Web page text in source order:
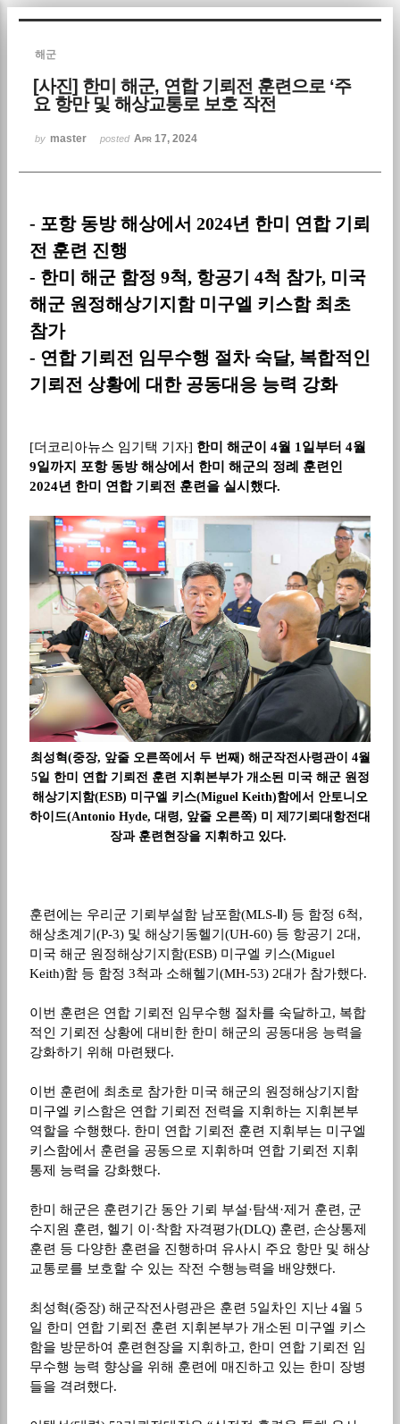
해군
[사진] 한미 해군, 연합 기뢰전 훈련으로 ‘주
요 항만 및 해상교통로 보호 작전
by master posted Apr 17, 2024
- 포항 동방 해상에서 2024년 한미 연합 기뢰
전 훈련 진행
- 한미 해군 함정 9척, 항공기 4척 참가, 미국
해군 원정해상기지함 미구엘 키스함 최초
참가
- 연합 기뢰전 임무수행 절차 숙달, 복합적인
기뢰전 상황에 대한 공동대응 능력 강화
[더코리아뉴스 임기택 기자] 한미 해군이 4월 1 일부터 4월
9일까지 포항 동방 해상에서 한미 해군의 정례 훈련인
2024년 한미 연합 기뢰전 훈련을 실시했다.
최성혁(중장, 앞줄 오른쪽에서 두 번째) 해군작전사령관이 4월
5일 한미 연합 기뢰전 훈련 지휘본부가 개소된 미국 해군 원정
해상기지함(ESB) 미구엘 키스(Miguel Keith)함에서 안토니오
하이드(Antonio Hyde, 대령, 앞줄 오른쪽) 미 제7기뢰대항전대
장과 훈련현장을 지휘하고 있다.
훈련에는 우리군 기뢰부설함 남포함(MLS-Ⅱ) 등 함정 6척,
해상초계기 (P-3) 및 해상기동헬기 (UH-60) 등 항공기 2대 ,
미국 해군 원정해상기지함(ESB) 미구엘 키스(Miguel
Keith)함 등 함정 3척과 소해헬기 (MH-53) 2대가 참가했다.
이번 훈련은 연합 기뢰전 임무수행 절차를 숙달하고, 복합
적인 기뢰전 상황에 대비한 한미 해군의 공동대응 능력을
강화하기 위해 마련됐다.
이번 훈련에 최초로 참가한 미국 해군의 원정해상기지함
미구엘 키스함은 연합 기뢰전 전력을 지휘하는 지휘본부
역할을 수행했다. 한미 연합 기뢰전 훈련 지휘부는 미구엘
키스함에서 훈련을 공동으로 지휘하며 연합 기뢰전 지휘
통제 능력을 강화했다.
한미 해군은 훈련기간 동안 기뢰 부설·탐색·제거 훈련 , 군
수지원 훈련 , 헬기 이 ·착함 자격평가(DLQ) 훈련 , 손상통제
훈련 등 다양한 훈련을 진행하며 유사시 주요 항만 및 해상
교통로를 보호할 수 있는 작전 수행능력을 배양했다.
최성혁(중장) 해군작전사령관은 훈련 5일차인 지난4월 5
일 한미 연합 기뢰전 훈련 지휘본부가 개소된 미구엘 키스
함을 방문하여 훈련현장을 지휘하고, 한미 연합 기뢰전 임
무수행 능력 향상을 위해 훈련에 매진하고 있는 한미 장병
들을 격려했다.
Sketchbook5, 스케치북5
Sketchbook5, 스케치북5